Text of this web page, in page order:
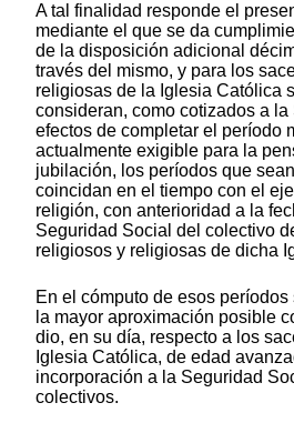
A tal finalidad responde el
mediante el que se da
de la disposición adicional
través del mismo, y para los
religiosas de la Iglesia Católica
consideran, como cotizados a
efectos de completar el período
actualmente exigible para la
jubilación, los períodos que
coincidan en el tiempo con el
religión, con anterioridad a la
Seguridad Social del colectivo
religiosos y religiosas de dicha
En el cómputo de esos
la mayor aproximación posible
dio, en su día, respecto a los
Iglesia Católica, de edad
incorporación a la Seguridad
colectivos.